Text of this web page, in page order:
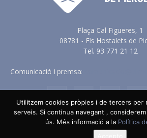
Plaça Cal Figueres, 1
08781 - Els Hostalets de
Tel. 93 771 21 12
Comunicació i premsa:
Avis Legal Política de Privacitat
Política en vers a les Xarxes
Utilitzem cookies pròpies i de tercers per
serveis. Si continua navegant ,
ús. Més informació a la Política